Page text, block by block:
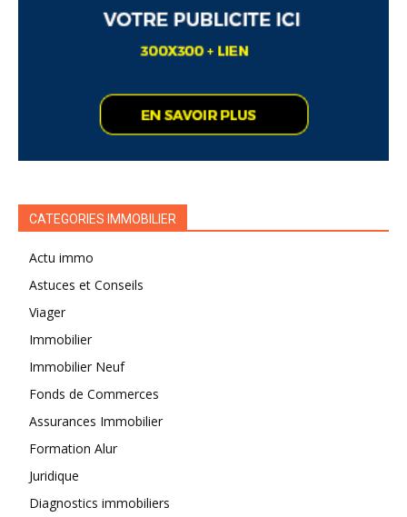
CATEGORIES IMMOBILIER
Actu immo
Astuces et Conseils
Viager
Immobilier
Immobilier Neuf
Fonds de Commerces
Assurances Immobilier
Formation Alur
Juridique
Diagnostics immobiliers